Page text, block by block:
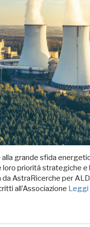
grande sfida
priorità strategiche
AstraRicerche per
all’Associazione Leggi